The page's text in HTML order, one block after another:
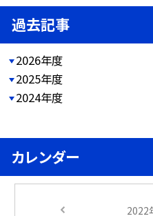
過去記事
2026年度
2025年度
2024年度
カレンダー
2022